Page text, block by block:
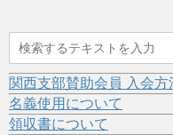
関西支部賛助会員 入会
名義使用について
領収書について